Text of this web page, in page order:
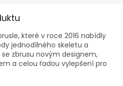
které v roce 2016 nabídly
jednodílného skeletu a
zbrusu novým designem,
a celou řadou vylepšení pro